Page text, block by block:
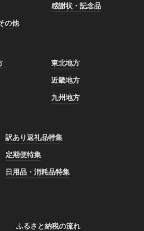
感謝状・記念品
の他
東北地方
近畿地方
九州地方
訳あり返礼品特集
定期便特集
日用品・消耗品特集
ふるさと納税の流れ